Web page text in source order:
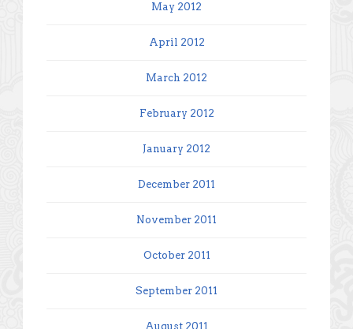
May 2012
April 2012
March 2012
February 2012
January 2012
December 2011
November 2011
October 2011
September 2011
August 2011